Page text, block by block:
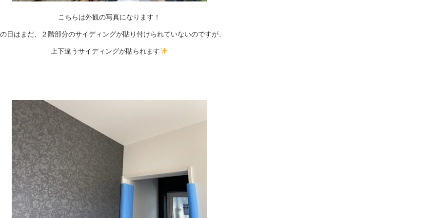
こちらは外観の写真になります！
日はまだ、２階部分のサイディングが貼り付けられていないのですが、
上下違うサイディングが貼られます